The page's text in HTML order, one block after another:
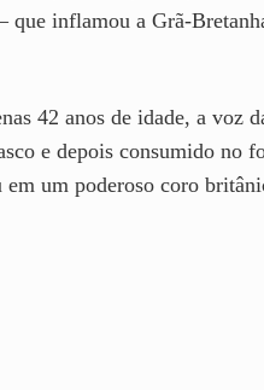
inflamou a Grã-
42 anos de idade, a voz
e depois consumido no
um poderoso coro